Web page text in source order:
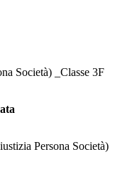
Società) _Classe 3F
Persona Società)